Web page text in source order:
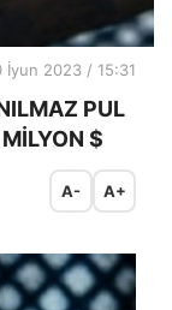
İyun 2023 / 15:31
PUL
$
A- A+